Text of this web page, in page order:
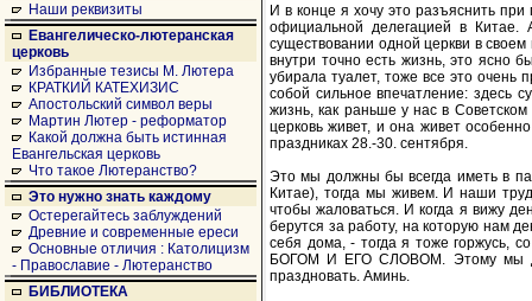
Наши реквизиты
Евангелическо-лютеранская
церковь
Избранные тезисы М. Лютера
КРАТКИЙ КАТЕХИЗИС
Апостольский символ веры
Мартин Лютер - реформатор
Какой должна быть истинная
Евангельская церковь
Что такое Лютеранство?
Это нужно знать каждому
Остерегайтесь заблуждений
Древние и современные ереси
Основные отличия : Католицизм
- Православие - Лютеранство
БИБЛИОТЕКА
И в конце я хочу это разъяснить
официальной делегацией в Китае.
существовании одной церкви в
внутри точно есть жизнь, это ясно
убирала туалет, тоже все это очень
собой сильное впечатление: здесь
жизнь, как раньше у нас в
церковь живет, и она живет
праздниках 28.-30. сентября.
Это мы должны бы всегда иметь в
Китае), тогда мы живем. И наши
чтобы жаловаться. И когда я вижу
берутся за работу, на которую нам
себя дома, - тогда я тоже
БОГОМ И ЕГО СЛОВОМ. Этому мы
праздновать. Аминь.